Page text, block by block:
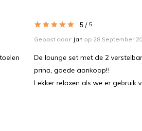
5 / 5
Gepost door: Jan op 28 September
De lounge set met de 2
prina, goede aankoop!!
Lekker relaxen als we er gebruik